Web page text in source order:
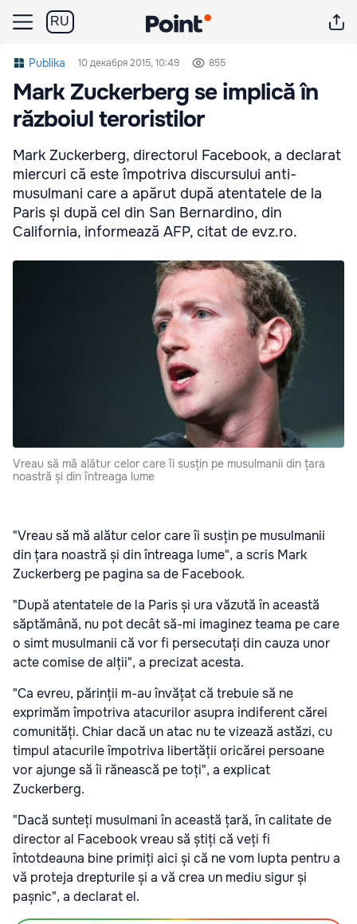
RU
Publika 10 декабря 2015, 10:49 855
Mark Zuckerberg se implică în
războiul teroristilor
Mark Zuckerberg, directorul Facebook, a declarat
miercuri că este împotriva discursului anti-
musulmani care a apărut după atentatele de la
Paris și după cel din San Bernardino, din
California, informează AFP, citat de evz.ro.
Vreau să mă alătur celor care îi susțin pe musulmanii din țara
noastră și din întreaga lume
"Vreau să mă alătur celor care îi susțin pe musulmanii
din țara noastră și din întreaga lume", a scris Mark
Zuckerberg pe pagina sa de Facebook.
"După atentatele de la Paris și ura văzută în această
săptămână, nu pot decât să-mi imaginez teama pe care
o simt musulmanii că vor fi persecutați din cauza unor
acte comise de alții", a precizat acesta.
"Ca evreu, părinții m-au învățat că trebuie să ne
exprimăm împotriva atacurilor asupra indiferent cărei
comunități. Chiar dacă un atac nu te vizează astăzi, cu
timpul atacurile împotriva libertății oricărei persoane
vor ajunge să îi rănească pe toți", a explicat
Zuckerberg.
"Dacă sunteți musulmani în această țară, în calitate de
director al Facebook vreau să știți că veți fi
întotdeauna bine primiți aici și că ne vom lupta pentru a
vă proteja drepturile și a vă crea un mediu sigur și
pașnic", a declarat el.